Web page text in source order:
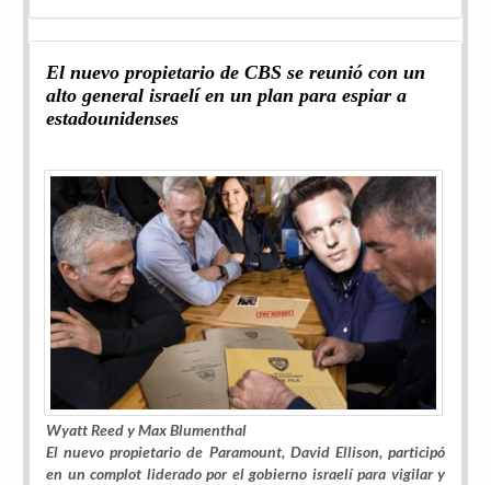
El nuevo propietario de CBS se reunió con un
alto general israelí en un plan para espiar a
estadounidenses
Wyatt Reed y Max Blumenthal
El nuevo propietario de Paramount, David Ellison, participó
en un complot liderado por el gobierno israelí para vigilar y